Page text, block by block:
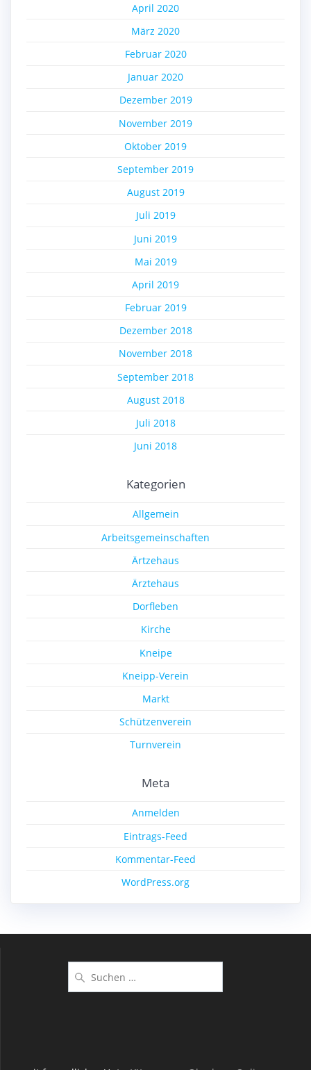
April 2020
März 2020
Februar 2020
Januar 2020
Dezember 2019
November 2019
Oktober 2019
September 2019
August 2019
Juli 2019
Juni 2019
Mai 2019
April 2019
Februar 2019
Dezember 2018
November 2018
September 2018
August 2018
Juli 2018
Juni 2018
Kategorien
Allgemein
Arbeitsgemeinschaften
Ärtzehaus
Ärztehaus
Dorfleben
Kirche
Kneipe
Kneipp-Verein
Markt
Schützenverein
Turnverein
Meta
Anmelden
Eintrags-Feed
Kommentar-Feed
WordPress.org
nach: